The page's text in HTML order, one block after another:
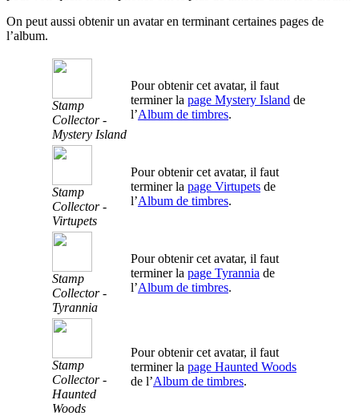
On peut aussi obtenir un avatar en terminant certaines pages de
l’album.
Stamp
Collector -
Mystery Island
Pour obtenir cet avatar, il faut
terminer la page Mystery Island de
l’Album de timbres.
Stamp
Collector -
Virtupets
Pour obtenir cet avatar, il faut
terminer la page Virtupets de
l’Album de timbres.
Stamp
Collector -
Tyrannia
Pour obtenir cet avatar, il faut
terminer la page Tyrannia de
l’Album de timbres.
Stamp
Collector -
Haunted
Woods
Pour obtenir cet avatar, il faut
terminer la page Haunted Woods
de l’Album de timbres.